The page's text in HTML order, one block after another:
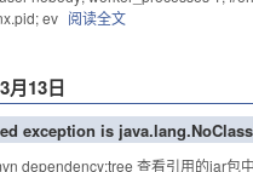
ev 阅读全文
月13日
exception is
dependency:tree 查看引用的jar包